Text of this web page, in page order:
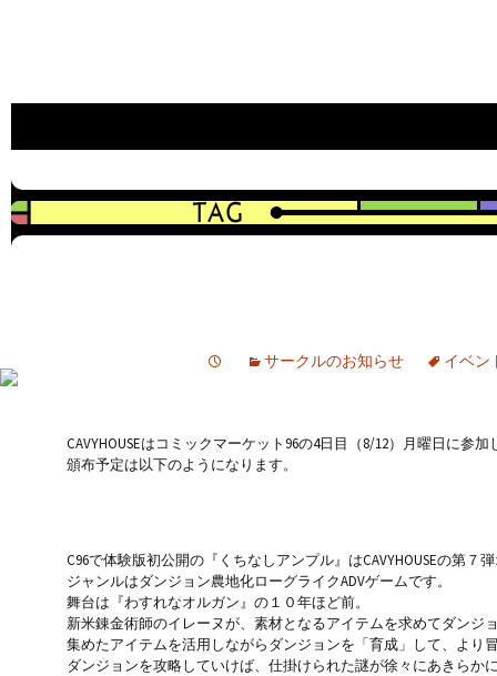
サークルのお知らせ イベン
CAVYHOUSEはコミックマーケット96の4日目（8/12）月曜日に参加
頒布予定は以下のようになります。
C96で体験版初公開の『くちなしアンプル』はCAVYHOUSEの第７
ジャンルはダンジョン農地化ローグライクADVゲームです。
舞台は『わすれなオルガン』の１０年ほど前。
新米錬金術師のイレーヌが、素材となるアイテムを求めてダンジ
集めたアイテムを活用しながらダンジョンを「育成」して、より
ダンジョンを攻略していけば、仕掛けられた謎が徐々にあきらか